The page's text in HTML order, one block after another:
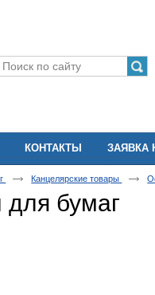
КОНТАКТЫ ЗАЯВКА
Канцелярские товары
бумаг